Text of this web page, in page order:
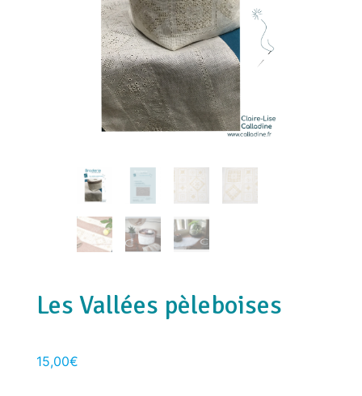
Les Vallées pèleboises
15,00€